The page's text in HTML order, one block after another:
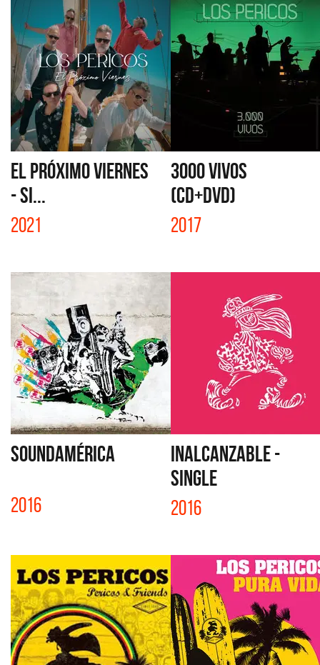
EL PRÓXIMO VIERNES
- SI...
2021
3000 VIVOS
(CD+DVD)
2017
SOUNDAMÉRICA
2016
INALCANZABLE -
SINGLE
2016